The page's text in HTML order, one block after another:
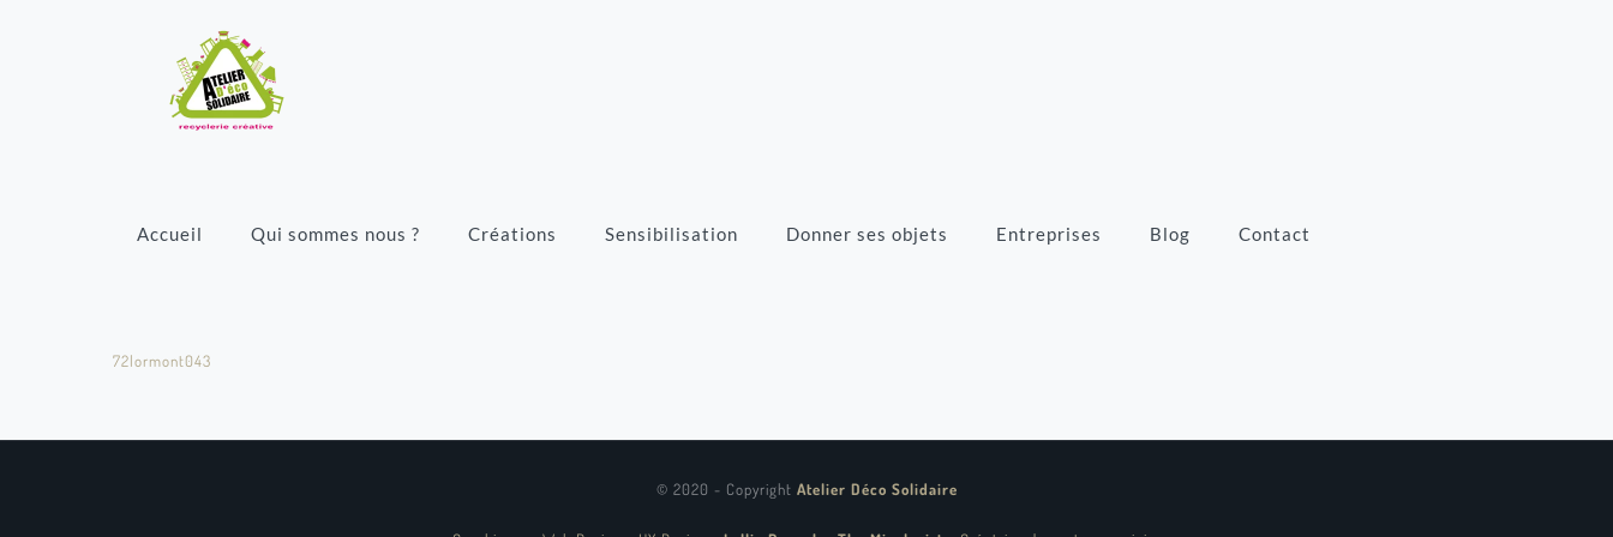
Accueil Qui sommes nous ? Créations Sensibilisation Donner ses objets Entreprises Blog Contact
72lormont043
© 2020 - Copyright Atelier Déco Solidaire